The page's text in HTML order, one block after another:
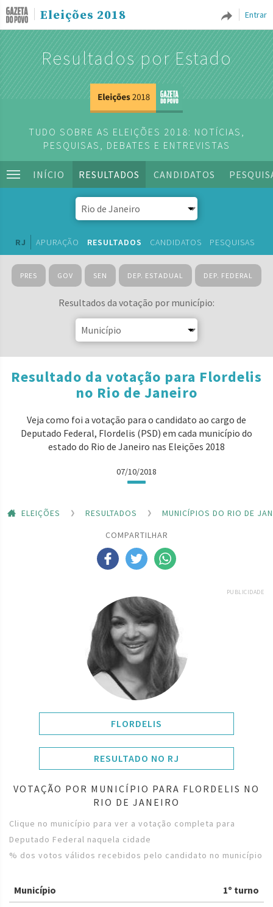
Entrar
Eleições 2018
Resultados por Estado
TUDO SOBRE AS ELEIÇÕES 2018: NOTÍCIAS,
PESQUISAS, DEBATES E ENTREVISTAS
INÍCIO RESULTADOS CANDIDATOS
RJ APURAÇÃO RESULTADOS CANDIDATOS PESQUISAS
PRES GOV SEN DEP. ESTADUAL DEP. FEDERAL
Resultados da votação por município:
Resultado da votação para Flordelis
no Rio de Janeiro
Veja como foi a votação para o candidato ao cargo de
Deputado Federal, Flordelis (PSD) em cada município do
estado do Rio de Janeiro nas Eleições 2018
07/10/2018
ELEIÇÕES RESULTADOS
MUNICÍPIOS DO RIO DE
COMPARTILHAR
PUBLICIDADE
FLORDELIS
RESULTADO NO RJ
VOTAÇÃO POR MUNICÍPIO PARA FLORDELIS NO
RIO DE JANEIRO
Clique no município para ver a votação completa para
Deputado Federal naquela cidade
% dos votos válidos recebidos pelo candidato no município
Município 1º turno